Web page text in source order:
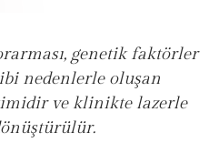
genetik faktörler
nedenlerle oluşan
ve klinikte lazerle